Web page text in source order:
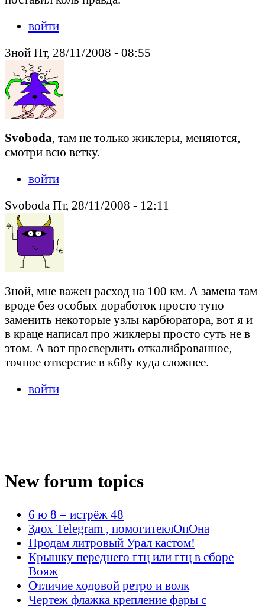
войти
Зной Пт, 28/11/2008 - 08:55
Svoboda, там не только жиклеры, меняются,
смотри всю ветку.
войти
Svoboda Пт, 28/11/2008 - 12:11
Зной, мне важен расход на 100 км. А замена там
вроде без особых доработок просто тупо
заменить некоторые узлы карбюратора, вот я и
в краце написал про жиклеры просто суть не в
этом. А вот просверлить откалиброванное,
точное отверстие в к68у куда сложнее.
войти
New forum topics
6 ю 8 = истрёж 48
Здох Telegram , помогитеклОпОна
Продам литровый Урал кастом!
Крышку переднего гтц или гтц в сборе
Вояж
Отличие ходовой ретро и волк
Чертеж флажка крепление фары с